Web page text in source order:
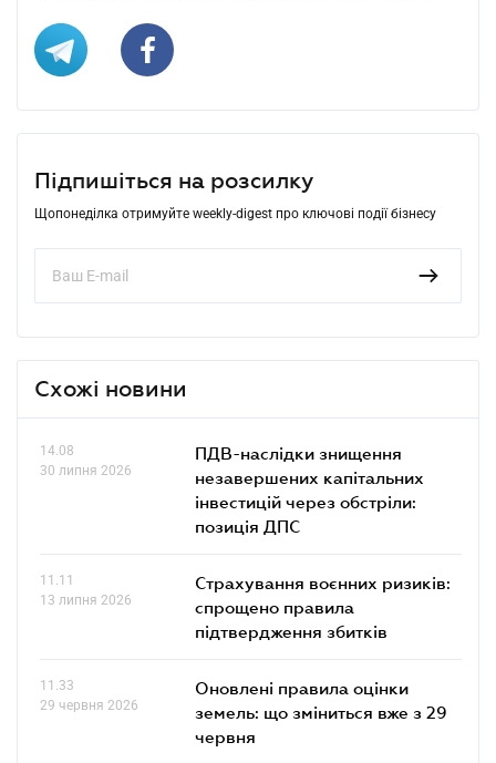
Підпишіться на розсилку
Щопонеділка отримуйте weekly-digest про ключові події бізнесу
Схожі новини
14.08
30 липня 2026
ПДВ-наслідки знищення
незавершених капітальних
інвестицій через обстріли:
позиція ДПС
11.11
13 липня 2026
Страхування воєнних ризиків:
спрощено правила
підтвердження збитків
11.33
29 червня 2026
Оновлені правила оцінки
земель: що зміниться вже з 29
червня